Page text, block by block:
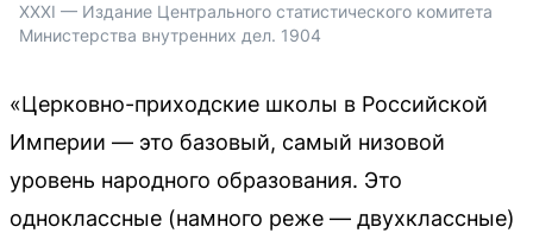
XXXI — Издание Центрального статистического комитета
Министерства внутренних дел. 1904
«Церковно-приходские школы в Российской
Империи — это базовый, самый низовой
уровень народного образования. Это
одноклассные (намного реже — двухклассные)